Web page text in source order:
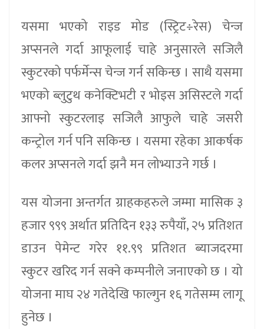
यसमा भएको राइड मोड (स्ट्रिट÷रेस) चेन्ज
अप्सनले गर्दा आफूलाई चाहे अनुसारले सजिलै
स्कुटरको पर्फर्मेन्स चेन्ज गर्न सकिन्छ । साथै यसमा
भएको ब्लुटुथ कनेक्टिभटी र भोइस असिस्टले गर्दा
आफ्नो स्कुटरलाइ सजिलै आफुले चाहे जसरी
कन्ट्रोल गर्न पनि सकिन्छ । यसमा रहेका आकर्षक
कलर अप्सनले गर्दा झनै मन लोभ्याउने गर्छ ।
यस योजना अन्तर्गत ग्राहकहरुले जम्मा मासिक ३
हजार ९९९ अर्थात प्रतिदिन १३३ रुपैयाँ, २५ प्रतिशत
डाउन पेमेन्ट गरेर ११.९९ प्रतिशत ब्याजदरमा
स्कुटर खरिद गर्न सक्ने कम्पनीले जनाएको छ । यो
योजना माघ २४ गतेदेखि फाल्गुन १६ गतेसम्म लागू
हुनेछ ।